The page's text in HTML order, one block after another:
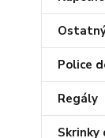
Police
Regály
Skrinky